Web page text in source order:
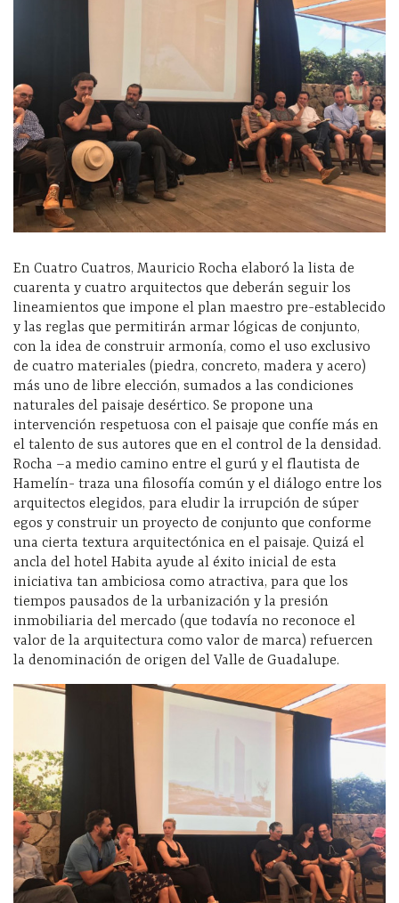
En Cuatro Cuatros, Mauricio Rocha elaboró la lista de
cuarenta y cuatro arquitectos que deberán seguir los
lineamientos que impone el plan maestro pre-establecido
y las reglas que permitirán armar lógicas de conjunto,
con la idea de construir armonía, como el uso exclusivo
de cuatro materiales (piedra, concreto, madera y acero)
más uno de libre elección, sumados a las condiciones
naturales del paisaje desértico. Se propone una
intervención respetuosa con el paisaje que confíe más en
el talento de sus autores que en el control de la densidad.
Rocha –a medio camino entre el gurú y el flautista de
Hamelín- traza una filosofía común y el diálogo entre los
arquitectos elegidos, para eludir la irrupción de súper
egos y construir un proyecto de conjunto que conforme
una cierta textura arquitectónica en el paisaje. Quizá el
ancla del hotel Habita ayude al éxito inicial de esta
iniciativa tan ambiciosa como atractiva, para que los
tiempos pausados de la urbanización y la presión
inmobiliaria del mercado (que todavía no reconoce el
valor de la arquitectura como valor de marca) refuercen
la denominación de origen del Valle de Guadalupe.